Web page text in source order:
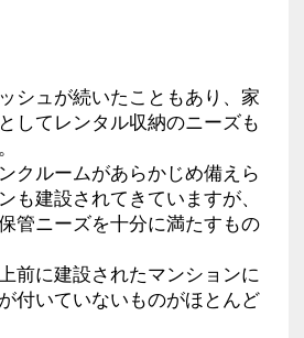
シュが続いたこともあり、家
してレンタル収納のニーズも
クルームがあらかじめ備えら
も建設されてきていますが、
管ニーズを十分に満たすもの
前に建設されたマンションに
付いていないものがほとんど